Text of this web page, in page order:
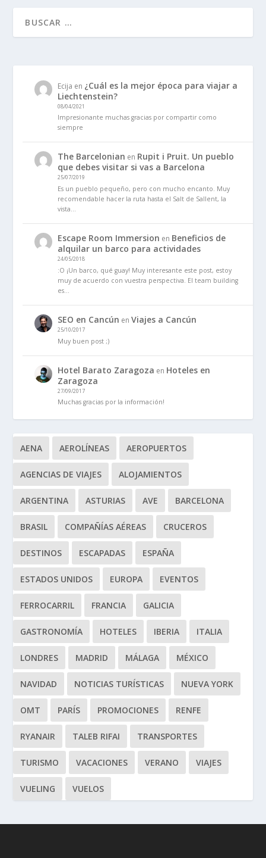
Ecija en ¿Cuál es la mejor época para viajar a
Liechtenstein?
08/04/2021
Impresionante muchas gracias por compartir como
siempre
The Barcelonian en Rupit i Pruit. Un pueblo
que debes visitar si vas a Barcelona
25/07/2019
Es un pueblo pequeño, pero con mucho encanto. Muy
recomendable hacer la ruta hasta el Salt de Sallent, la
vista…
Escape Room Immersion en Beneficios de
alquilar un barco para actividades
24/05/2018
:O ¡Un barco, qué guay! Muy interesante este post, estoy
muy de acuerdo con vuestra perspectiva. El team building
es…
SEO en Cancún enViajes a Cancún
25/10/2017
Muy buen post ;)
Hotel Barato Zaragoza en Hoteles en
Zaragoza
27/09/2017
Muchas gracias por la información!
AENA AEROLÍNEAS AEROPUERTOS
AGENCIAS DE VIAJES ALOJAMIENTOS
ARGENTINA ASTURIAS AVE BARCELONA
BRASIL COMPAÑÍAS AÉREAS CRUCEROS
DESTINOS ESCAPADAS ESPAÑA
ESTADOS UNIDOS EUROPA EVENTOS
FERROCARRIL FRANCIA GALICIA
GASTRONOMÍA HOTELES IBERIA ITALIA
LONDRES MADRID MÁLAGA MÉXICO
NAVIDAD NOTICIAS TURÍSTICAS NUEVA YORK
OMT PARÍS PROMOCIONES RENFE
RYANAIR TALEB RIFAI TRANSPORTES
TURISMO VACACIONES VERANO VIAJES
VUELING VUELOS